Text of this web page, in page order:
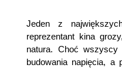
Jeden z
reprezentant kina
natura. Choć
budowania napięcia, a